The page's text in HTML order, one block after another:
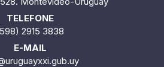
TELEFONE
2915 3838
E-MAIL